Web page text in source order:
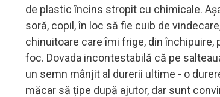
de plastic încins stropit cu chimicale.
soră, copil, în loc să fie cuib de
chinuitoare care îmi frige, din închipuire,
foc. Dovada incontestabilă că pe
un semn mânjit al durerii ultime - o
măcar să țipe după ajutor, dar sunt